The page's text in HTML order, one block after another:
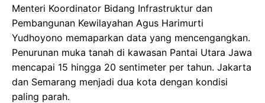
Menteri Koordinator Bidang Infrastruktur dan
Pembangunan Kewilayahan Agus Harimurti
Yudhoyono memaparkan data yang mencengangkan.
Penurunan muka tanah di kawasan Pantai Utara Jawa
mencapai 15 hingga 20 sentimeter per tahun. Jakarta
dan Semarang menjadi dua kota dengan kondisi
paling parah.